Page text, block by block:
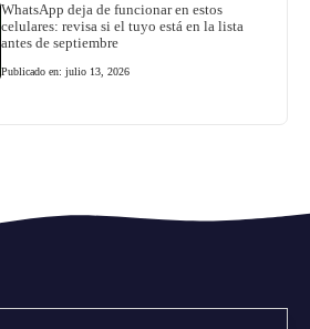
WhatsApp deja de funcionar en estos
celulares: revisa si el tuyo está en la lista
antes de septiembre
Publicado en: julio 13, 2026